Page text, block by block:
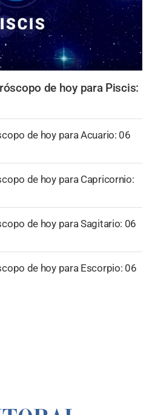
de hoy para Piscis:
de hoy para Acuario: 06
de hoy para Capricornio:
de hoy para Sagitario: 06
de hoy para Escorpio: 06